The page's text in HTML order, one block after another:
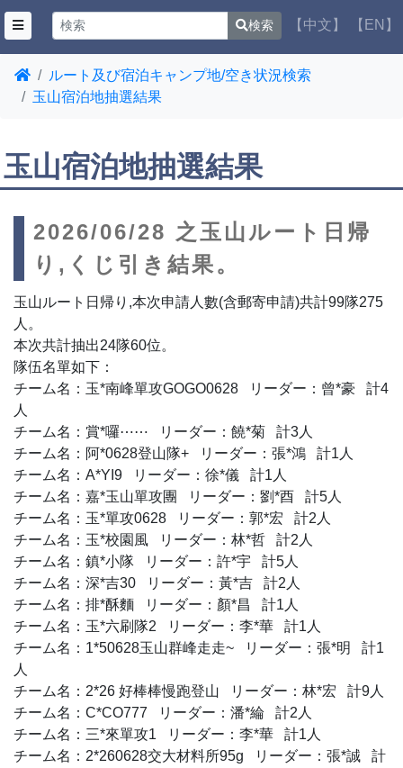
検索 【中文】 【EN】
ルート及び宿泊キャンプ地/空き状況検索
玉山宿泊地抽選結果
玉山宿泊地抽選結果
2026/06/28 之玉山ルート日帰
り,くじ引き結果。
玉山ルート日帰り,本次申請人數(含郵寄申請)共計99隊275
人。
本次共計抽出24隊60位。
隊伍名單如下：
チーム名：玉*南峰單攻GOGO0628 リーダー：曾*豪 計4
人
チーム名：賞*囉⋯⋯ リーダー：饒*菊 計3人
チーム名：阿*0628登山隊+ リーダー：張*鴻 計1人
チーム名：A*YI9 リーダー：徐*儀 計1人
チーム名：嘉*玉山單攻團 リーダー：劉*酉 計5人
チーム名：玉*單攻0628 リーダー：郭*宏 計2人
チーム名：玉*校園風 リーダー：林*哲 計2人
チーム名：鎮*小隊 リーダー：許*宇 計5人
チーム名：深*吉30 リーダー：黃*吉 計2人
チーム名：排*酥麵 リーダー：顏*昌 計1人
チーム名：玉*六刷隊2 リーダー：李*華 計1人
チーム名：1*50628玉山群峰走走~ リーダー：張*明 計1
人
チーム名：2*26 好棒棒慢跑登山 リーダー：林*宏 計9人
チーム名：C*CO777 リーダー：潘*綸 計2人
チーム名：三*來單攻1 リーダー：李*華 計1人
チーム名：2*260628交大材料所95g リーダー：張*誠 計